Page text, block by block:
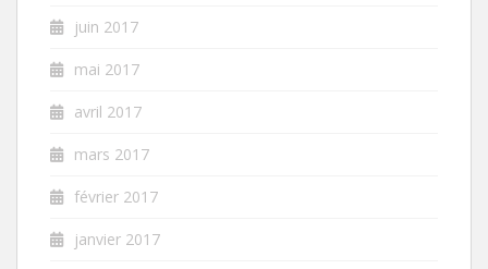
juin 2017
mai 2017
avril 2017
mars 2017
février 2017
janvier 2017